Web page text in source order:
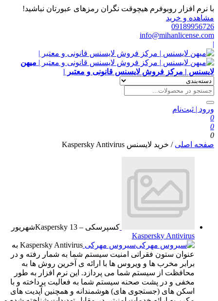
با نرم افزار روبوفرم هیچوقت نگران رمزهای عبورتان نباشید!
مشاهده و خرید
09189956726
info@mihanlicense.com
|
میهن
لایسنس | مرکز فروش لایسنس قانونی و معتبر |
ورود | ثبت‌نام
0
0
0
صفحه اصلی / خرید لایسنس Kaspersky Antivirus
کسپرسکی – Kaspersky 13
شهریور
Kaspersky Antivirus
سیروس مهرکی
Kaspersky Antivirus به
عنوان ستون فقراتی امنیت سیستم شما به شمار رفته و در
برابر مخرب ها و ویروس ها با ارائه ی آخرین روش ها به
محافظت از سیستم شما می پردازد. این نرم افزار به طور
مخفی و در پشت صحنه سیستم شما به فعالیت پرداخته و با
اسکن های (جستجوی های) هوشمندانه و همچنین آپدیت های